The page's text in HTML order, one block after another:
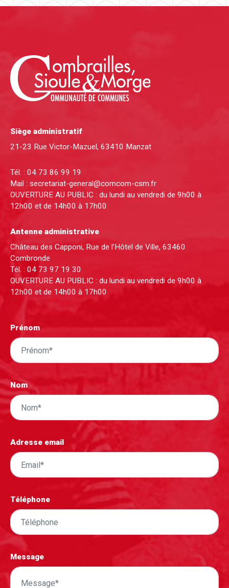
Siège administratif
21-23 Rue Victor-Mazuel, 63410 Manzat
Tél. : 04 73 86 99 19
Mail : secretariat-general@comcom-csm.fr
OUVERTURE AU PUBLIC : du lundi au vendredi de 9h00 à
12h00 et de 14h00 à 17h00
Antenne administrative
Château des Capponi, Rue de l'Hôtel de Ville, 63460
Combronde
Tél. : 04 73 97 19 30
OUVERTURE AU PUBLIC : du lundi au vendredi de 9h00 à
12h00 et de 14h00 à 17h00
Prénom
Nom
Adresse email
Téléphone
Message